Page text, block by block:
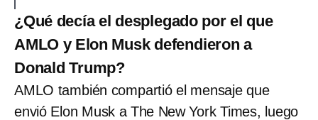
¿Qué decía el desplegado por el que
AMLO y Elon Musk defendieron a
Donald Trump?
AMLO también compartió el mensaje que
envió Elon Musk a The New York Times, luego